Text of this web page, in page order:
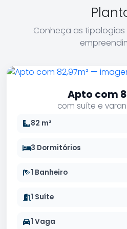
Conheça as
Apto com
com suíte e
82 m²
3 Dormitórios
1 Banheiro
1 Suíte
1 Vaga